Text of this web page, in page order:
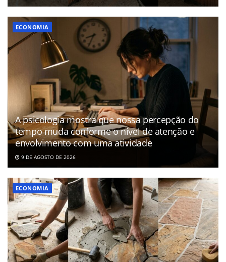
ECONOMIA
A psicologia mostra que nossa percepção do
tempo muda conforme o nível de atenção e
envolvimento com uma atividade
9 DE AGOSTO DE 2026
ECONOMIA